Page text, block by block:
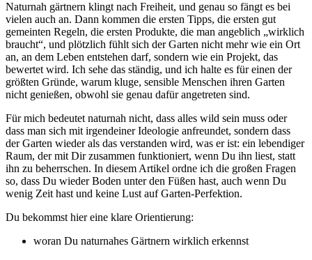
Naturnah gärtnern klingt nach Freiheit, und genau so fängt es bei
vielen auch an. Dann kommen die ersten Tipps, die ersten gut
gemeinten Regeln, die ersten Produkte, die man angeblich „wirklich
braucht“, und plötzlich fühlt sich der Garten nicht mehr wie ein Ort
an, an dem Leben entstehen darf, sondern wie ein Projekt, das
bewertet wird. Ich sehe das ständig, und ich halte es für einen der
größten Gründe, warum kluge, sensible Menschen ihren Garten
nicht genießen, obwohl sie genau dafür angetreten sind.
Für mich bedeutet naturnah nicht, dass alles wild sein muss oder
dass man sich mit irgendeiner Ideologie anfreundet, sondern dass
der Garten wieder als das verstanden wird, was er ist: ein lebendiger
Raum, der mit Dir zusammen funktioniert, wenn Du ihn liest, statt
ihn zu beherrschen. In diesem Artikel ordne ich die großen Fragen
so, dass Du wieder Boden unter den Füßen hast, auch wenn Du
wenig Zeit hast und keine Lust auf Garten-Perfektion.
Du bekommst hier eine klare Orientierung:
woran Du naturnahes Gärtnern wirklich erkennst